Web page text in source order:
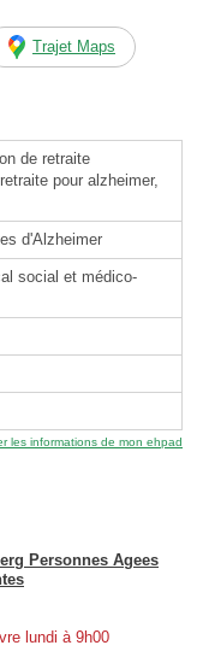
Trajet Maps
de retraite
pour alzheimer,
d'Alzheimer
social et médico-
les informations de mon ehpad
Personnes Agees
lundi à 9h00